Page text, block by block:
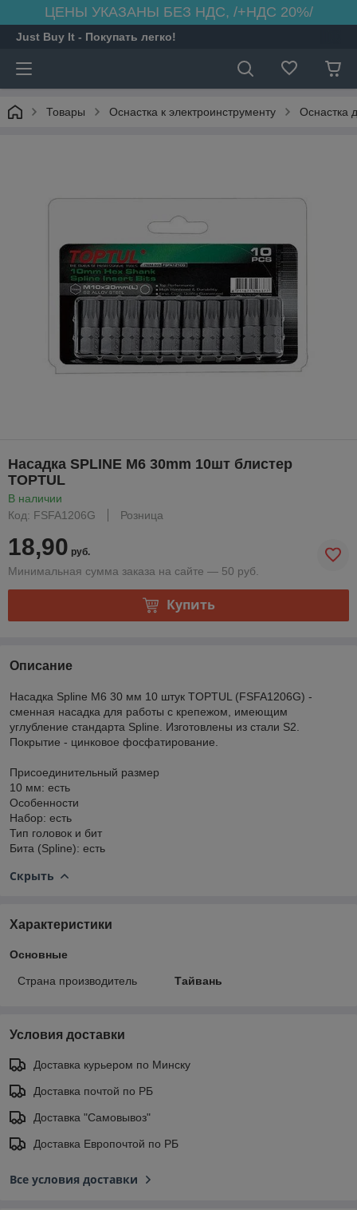
ЦЕНЫ УКАЗАНЫ БЕЗ НДС, /+НДС 20%/
Just Buy It - Покупать легко!
Товары Оснастка к электроинструменту Оснастка
Насадка SPLINE M6 30mm 10шт блистер
TOPTUL
В наличии
Код: FSFA1206G
Розница
18,90 руб.
Минимальная сумма заказа на сайте — 50 руб.
Купить
Описание
Насадка Spline M6 30 мм 10 штук TOPTUL (FSFA1206G) -
сменная насадка для работы с крепежом, имеющим
углубление стандарта Spline. Изготовлены из стали S2.
Покрытие - цинковое фосфатирование.
Присоединительный размер
10 мм: есть
Особенности
Набор: есть
Тип головок и бит
Бита (Spline): есть
Скрыть
Характеристики
Основные
Страна производитель Тайвань
Условия доставки
Доставка курьером по Минску
Доставка почтой по РБ
Доставка "Самовывоз"
Доставка Европочтой по РБ
Все условия доставки